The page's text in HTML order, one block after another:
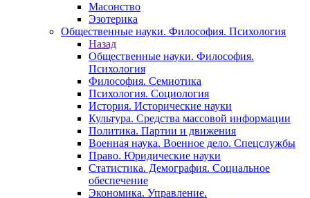
Масонство
Эзотерика
Общественные науки. Философия. Психология
Назад
Общественные науки. Философия.
Психология
Философия. Семиотика
Психология. Социология
История. Исторические науки
Культура. Средства массовой информации
Политика. Партии и движения
Военная наука. Военное дело. Спецслужбы
Право. Юридические науки
Статистика. Демография. Социальное
обеспечение
Экономика. Управление.